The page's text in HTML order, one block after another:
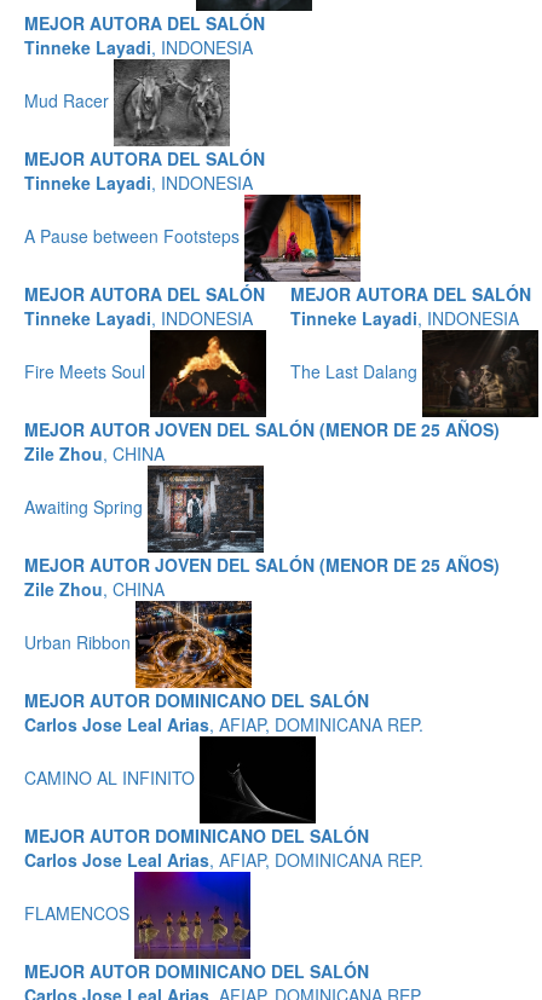
MEJOR AUTORA DEL SALÓN
Tinneke Layadi, INDONESIA
Mud Racer
MEJOR AUTORA DEL SALÓN
Tinneke Layadi, INDONESIA
A Pause between Footsteps
MEJOR AUTORA DEL SALÓN
Tinneke Layadi, INDONESIA
Fire Meets Soul
MEJOR AUTORA DEL SALÓN
Tinneke Layadi, INDONESIA
The Last Dalang
MEJOR AUTOR JOVEN DEL SALÓN (MENOR DE 25 AÑOS)
Zile Zhou, CHINA
Awaiting Spring
MEJOR AUTOR JOVEN DEL SALÓN (MENOR DE 25 AÑOS)
Zile Zhou, CHINA
Urban Ribbon
MEJOR AUTOR DOMINICANO DEL SALÓN
Carlos Jose Leal Arias, AFIAP, DOMINICANA REP.
CAMINO AL INFINITO
MEJOR AUTOR DOMINICANO DEL SALÓN
Carlos Jose Leal Arias, AFIAP, DOMINICANA REP.
FLAMENCOS
MEJOR AUTOR DOMINICANO DEL SALÓN
Carlos Jose Leal Arias , AFIAP, DOMINICANA REP.